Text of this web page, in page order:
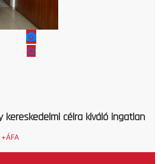
kereskedelmi célra kiváló ingatlan